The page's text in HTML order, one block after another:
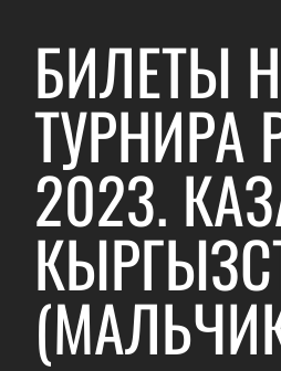
БИЛЕТЫ
ТУРНИРА
2023.